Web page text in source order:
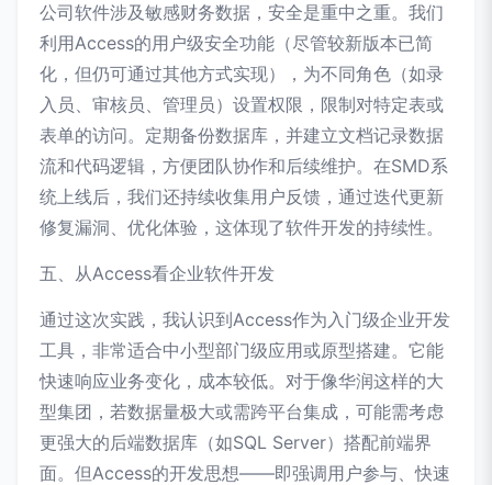
公司软件涉及敏感财务数据，安全是重中之重。我们
利用Access的用户级安全功能（尽管较新版本已简
化，但仍可通过其他方式实现），为不同角色（如录
入员、审核员、管理员）设置权限，限制对特定表或
表单的访问。定期备份数据库，并建立文档记录数据
流和代码逻辑，方便团队协作和后续维护。在SMD系
统上线后，我们还持续收集用户反馈，通过迭代更新
修复漏洞、优化体验，这体现了软件开发的持续性。
五、从Access看企业软件开发
通过这次实践，我认识到Access作为入门级企业开发
工具，非常适合中小型部门级应用或原型搭建。它能
快速响应业务变化，成本较低。对于像华润这样的大
型集团，若数据量极大或需跨平台集成，可能需考虑
更强大的后端数据库（如SQL Server）搭配前端界
面。但Access的开发思想——即强调用户参与、快速